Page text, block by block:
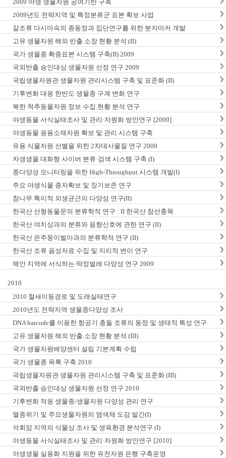
2009 야생 생물자원 공여기반 구축
2009년도 전략지역 및 특정분류군 표본 확보 사업
갈조류 다시마속의 종동정과 집단연구를 위한 분자마커 개발
고유 생물자원 해외 반출.소장 현황 분석 (II)
국가 생물종 확증표본 시스템 구축(II) 2009
국외반출 승인대상 생물자원 선정 연구 2009
국립생물자원관 생물자원 관리시스템 구축 및 표준화 (II)
기후변화 대응 한반도 생물종 구계 변화 연구
북한 척추동물자원 정보 수집.현황 분석 연구
야생동물 서식실태조사 및 관리·자원화 방안연구 [2009]
야생동물 응용소재자원 확보 및 관리 시스템 구축
유용 식물자원 선별을 위한 2차대사물질 연구 2009
자생생물 대화형 사이버 분류·검색 시스템 구축 (I)
종다양성 모니터링을 위한 High-Throughput 시스템 개발(I)
주요 야생식물 종자확보 및 장기보존 연구
참나무 특이적 외생균근의 다양성 연구(II)
한국산 선형동물문의 분류학적 연구 : II 한국산 참선충목
한국산 여치상과의 분류와 음향신호에 관한 연구 (II)
한국산 은주둥이벌아과의 분류학적 연구 (II)
한국산 조류 음성자료 수집 및 지리적 변이 연구
해안 지역에 서식하는 딱정벌레 다양성 연구 2009
2010
2010 철새이동경로 및 도래실태연구
2010년도 전략지역 생물종다양성 조사
DNA barcode를 이용한 항공기 충돌 조류의 동정 및 생태적 특성 연구
고유 생물자원 해외 반출.소장 현황 분석 (III)
국가 생물자원배양센터 설립 기본계획 수립
국가 생물종 목록 구축 2010
국립생물자원관 생물자원 관리시스템 구축 및 표준화 (III)
국외반출 승인대상 생물자원 선정 연구 2010
기후변화 적응 생물종/생물자원 다양성 관리 연구
멸종위기 및 주요생물자원의 염색체 도감 발간(I)
석회암 지역의 식물상 조사 및 생육환경 분석연구 (I)
야생동물 서식실태조사 및 관리·자원화 방안연구 [2010]
야생생물 실용화 지원을 위한 유전자원 은행 구축운영